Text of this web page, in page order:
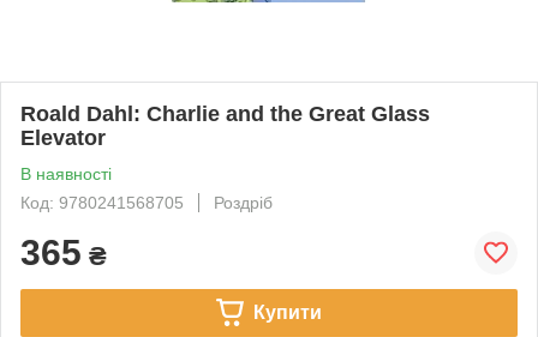
Roald Dahl: Charlie and the Great Glass
Elevator
В наявності
Код: 9780241568705
Роздріб
365 ₴
Купити